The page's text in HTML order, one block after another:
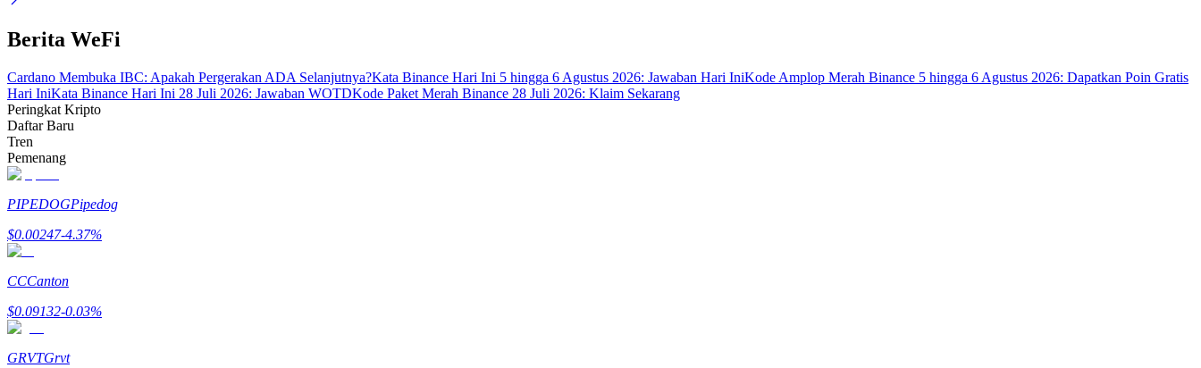
Pinjaman
Berita WeFi
Cardano Membuka IBC: Apakah Pergerakan ADA Selanjutnya?Kata Binance Hari Ini 5 hingga 6 Agustus 2026: Jawaban Hari IniKode Amplop Merah Binance 5 hingga 6 Agustus 2026: Dapatkan Poin Gratis
Hari IniKata Binance Hari Ini 28 Juli 2026: Jawaban WOTDKode Paket Merah Binance 28 Juli 2026: Klaim Sekarang
Peringkat Kripto
Daftar Baru
Tren
Pemenang
PIPEDOGPipedog
$0.00247-4.37%
CCCanton
$0.09132-0.03%
GRVTGrvt